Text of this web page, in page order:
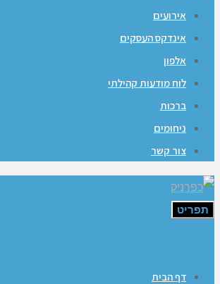
אירועים
אינדקס העסקים
אלפון
לוח מודעות קהילתי
ברכות
ניחומים
צור קשר
תפריט
דף הבית